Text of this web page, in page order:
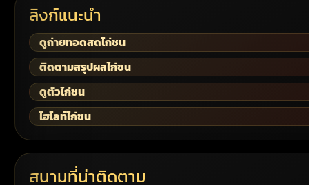
ลิงก์แนะนำ
ดูถ่ายทอดสดไก่ชน
ติดตามสรุปผลไก่ชน
ดูตัวไก่ชน
ไฮไลท์ไก่ชน
สนามที่น่าติดตาม